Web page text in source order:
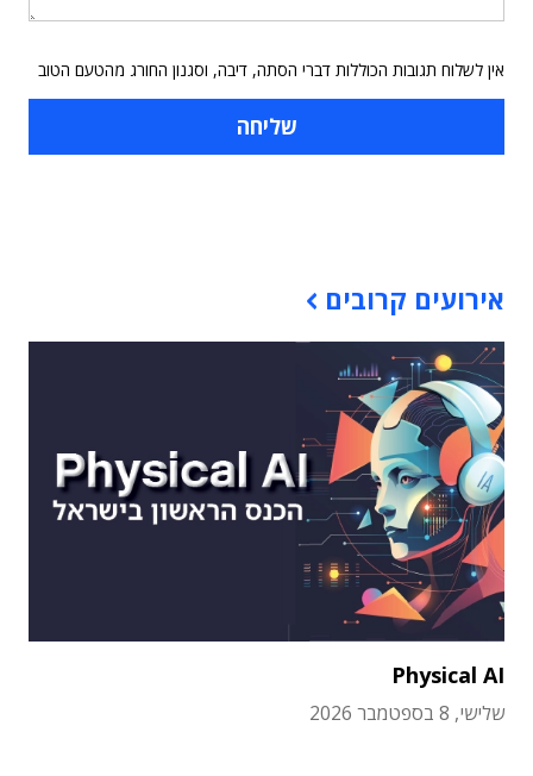
אין לשלוח תגובות הכוללות דברי הסתה, דיבה, וסגנון החורג מהטעם הטוב
אירועים קרובים
Physical AI
שלישי, 8 בספטמבר 2026